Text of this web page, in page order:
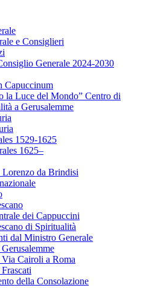
e Consiglieri
Generale 2024-2030
Capuccinum
la Luce del Mondo” Centro di
a Gerusalemme
1529-1625
1625–
Lorenzo da Brindisi
dei Cappuccini
di Spiritualità
dal Ministro Generale
Via Cairoli a Roma
della Consolazione